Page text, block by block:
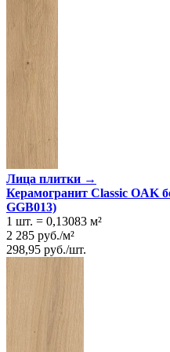
Лица плитки →
Керамогранит Classic OAK
GGB013)
1 шт. = 0,13083 м²
2 285 руб./м²
298,95 руб./шт.